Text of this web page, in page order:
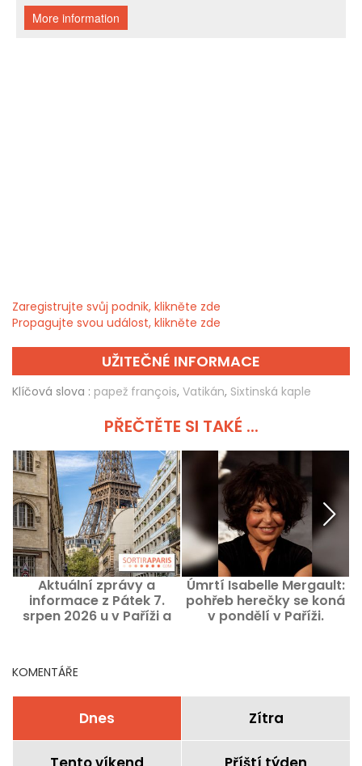
Zaregistrujte svůj podnik, klikněte zde
Propagujte svou událost, klikněte zde
UŽITEČNÉ INFORMACE
Klíčová slova : papež françois, Vatikán, Sixtinská kaple
PŘEČTĚTE SI TAKÉ ...
Aktuální zprávy a
informace z Pátek 7.
srpen 2026 u v Paříži a
Úmrtí Isabelle Mergault:
pohřeb herečky se koná
v pondělí v Paříži.
KOMENTÁŘE
Dnes Zítra